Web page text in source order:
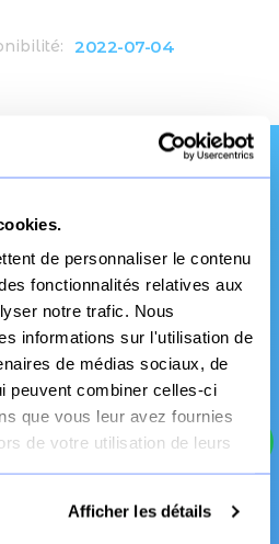
de personnaliser le contenu
fonctionnalités relatives aux
notre trafic. Nous
informations sur l'utilisation de
de médias sociaux, de
peuvent combiner celles-ci
que vous leur avez fournies
de votre utilisation de leurs
Afficher les détails
2022-07-04
et un
pro